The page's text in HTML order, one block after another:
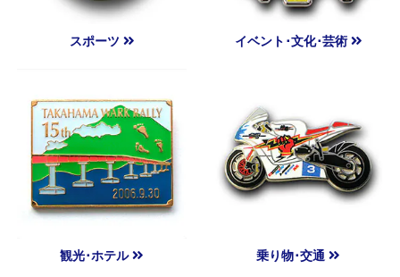
スポーツ イベント･文化･芸術
観光･ホテル 乗り物･交通